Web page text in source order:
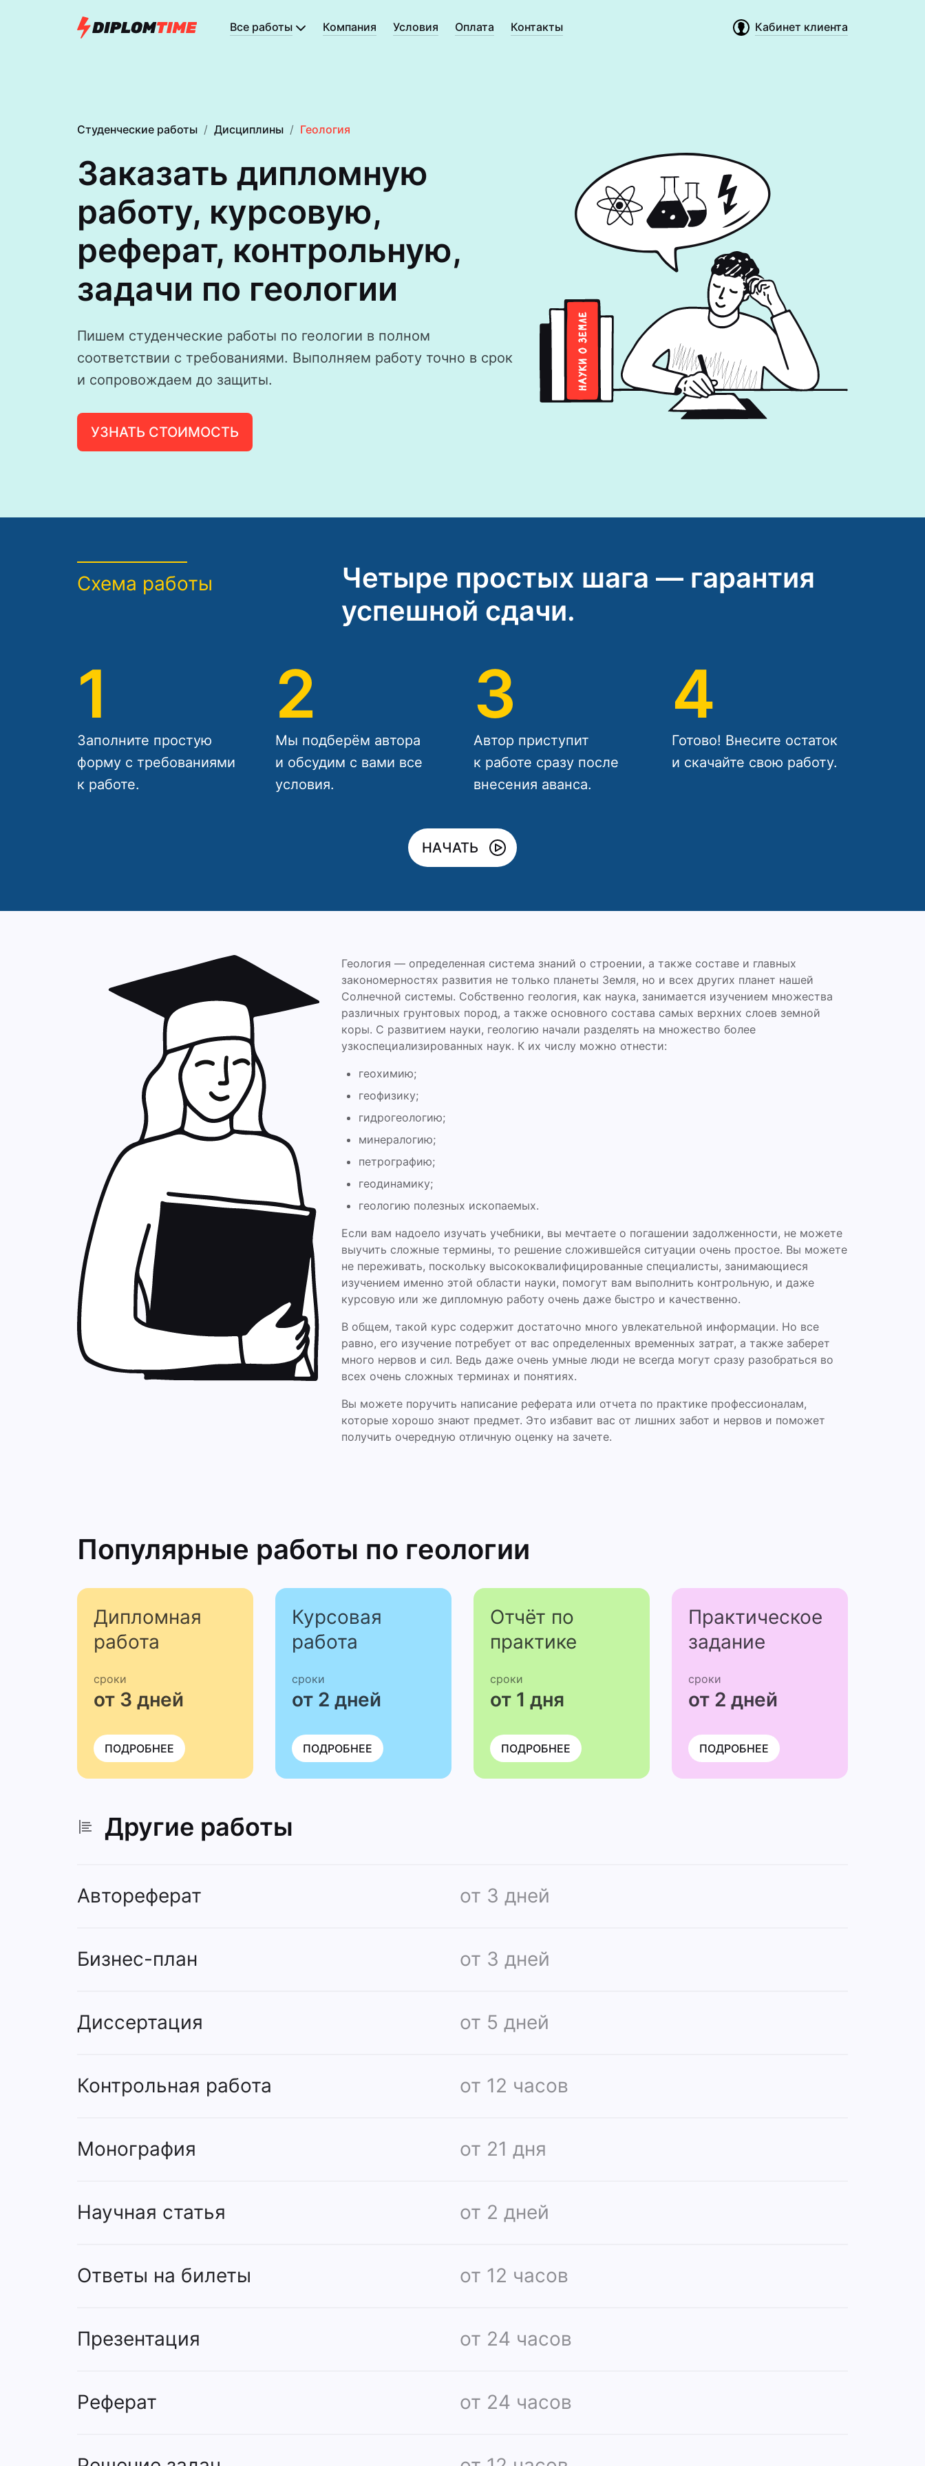
Все работы Компания Условия Оплата Контакты Кабинет клиента
Студенческие работы Дисциплины Геология
Заказать дипломную
работу, курсовую,
реферат, контрольную,
задачи по геологии
Пишем студенческие работы по геологии в полном
соответствии с требованиями. Выполняем работу точно в срок
и сопровождаем до защиты.
УЗНАТЬ СТОИМОСТЬ
Схема работы
Четыре простых шага — гарантия
успешной сдачи.
1
Заполните простую
форму с требованиями
к работе.
2
Мы подберём автора
и обсудим с вами все
условия.
3
Автор приступит
к работе сразу после
внесения аванса.
4
Готово! Внесите остаток
и скачайте свою работу.
НАЧАТЬ
Геология — определенная система знаний о строении, а также составе и главных
закономерностях развития не только планеты Земля, но и всех других планет нашей
Солнечной системы. Собственно геология, как наука, занимается изучением множества
различных грунтовых пород, а также основного состава самых верхних слоев земной
коры. С развитием науки, геологию начали разделять на множество более
узкоспециализированных наук. К их числу можно отнести:
геохимию;
геофизику;
гидрогеологию;
минералогию;
петрографию;
геодинамику;
геологию полезных ископаемых.
Если вам надоело изучать учебники, вы мечтаете о погашении задолженности, не можете
выучить сложные термины, то решение сложившейся ситуации очень простое. Вы можете
не переживать, поскольку высококвалифицированные специалисты, занимающиеся
изучением именно этой области науки, помогут вам выполнить контрольную, и даже
курсовую или же дипломную работу очень даже быстро и качественно.
В общем, такой курс содержит достаточно много увлекательной информации. Но все
равно, его изучение потребует от вас определенных временных затрат, а также заберет
много нервов и сил. Ведь даже очень умные люди не всегда могут сразу разобраться во
всех очень сложных терминах и понятиях.
Вы можете поручить написание реферата или отчета по практике профессионалам,
которые хорошо знают предмет. Это избавит вас от лишних забот и нервов и поможет
получить очередную отличную оценку на зачете.
Популярные работы по геологии
Дипломная
работа
сроки
от 3 дней
ПОДРОБНЕЕ
Курсовая
работа
сроки
от 2 дней
ПОДРОБНЕЕ
Отчёт по
практике
сроки
от 1 дня
ПОДРОБНЕЕ
Практичес­кое
задание
сроки
от 2 дней
ПОДРОБНЕЕ
Другие работы
Автореферат от 3 дней
Бизнес-план от 3 дней
Диссертация от 5 дней
Контрольная работа от 12 часов
Монография от 21 дня
Научная статья от 2 дней
Ответы на билеты от 12 часов
Презентация от 24 часов
Реферат от 24 часов